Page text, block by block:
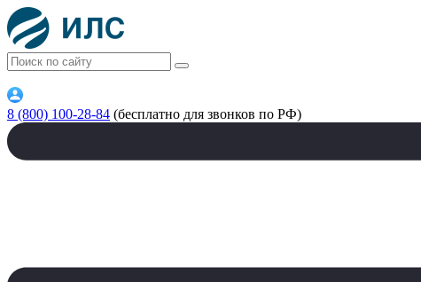
8 (800) 100-28-84 (бесплатно для звонков по РФ)